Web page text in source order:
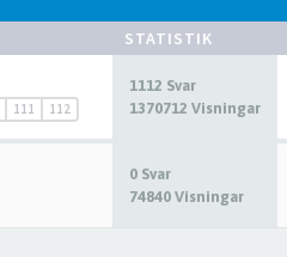
STATISTIK
111 112
1112 Svar
1370712 Visningar
0 Svar
74840 Visningar